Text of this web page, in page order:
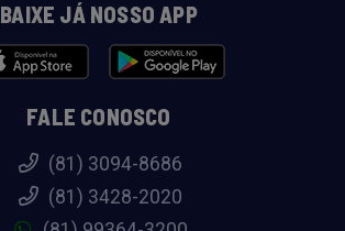
BAIXE JÁ NOSSO APP
FALE CONOSCO
(81) 3094-8686
(81) 3428-2020